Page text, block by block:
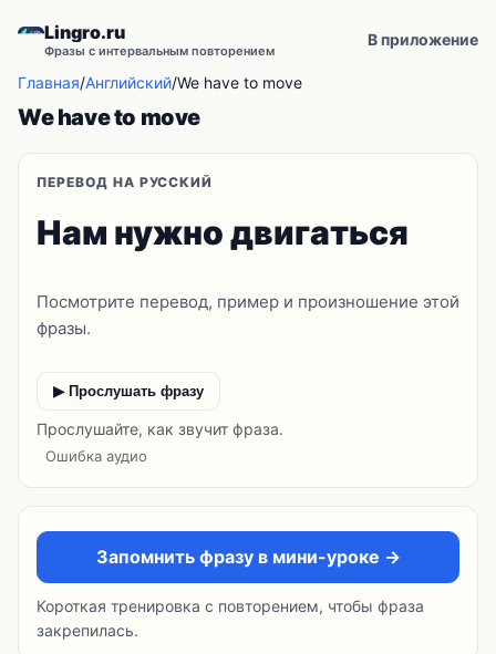
Lingro.ru
Фразы с интервальным повторением
В приложение
Главная/Английский/We have to move
We have to move
ПЕРЕВОД НА РУССКИЙ
Нам нужно двигаться
Посмотрите перевод, пример и произношение этой
фразы.
▶ Прослушать фразу
Прослушайте, как звучит фраза.
Ошибка аудио
Запомнить фразу в мини-уроке →
Короткая тренировка с повторением, чтобы фраза
закрепилась.